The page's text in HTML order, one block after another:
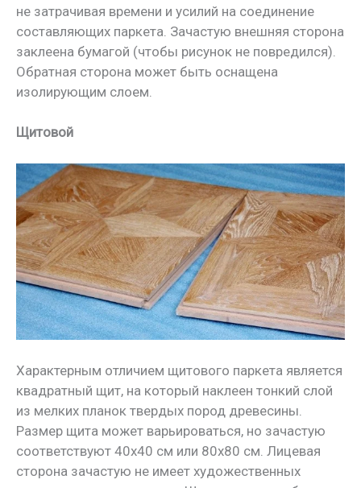
не затрачивая времени и усилий на соединение
составляющих паркета. Зачастую внешняя сторона
заклеена бумагой (чтобы рисунок не повредился).
Обратная сторона может быть оснащена
изолирующим слоем.
Щитовой
Характерным отличием щитового паркета является
квадратный щит, на который наклеен тонкий слой
из мелких планок твердых пород древесины.
Размер щита может варьироваться, но зачастую
соответствуют 40х40 см или 80х80 см. Лицевая
сторона зачастую не имеет художественных